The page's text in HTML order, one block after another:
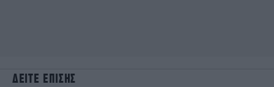
ΔΕΙΤΕ ΕΠΙΣΗΣ